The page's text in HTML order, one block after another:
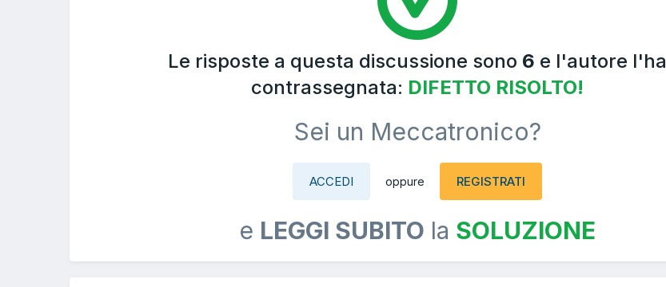
Le risposte a questa discussione sono 6 e l'autore l'ha
contrassegnata: DIFETTO RISOLTO!
Sei un Meccatronico?
ACCEDI oppure REGISTRATI
e LEGGI SUBITO la SOLUZIONE